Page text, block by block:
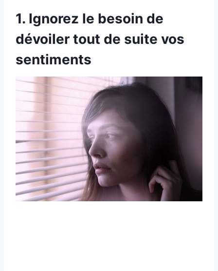
1. Ignorez le besoin de
dévoiler tout de suite vos
sentiments